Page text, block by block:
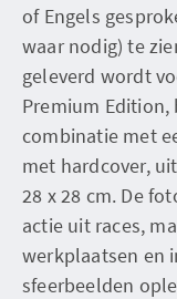
of Engels
waar nodig) te
geleverd wordt
Premium Edition,
combinatie met
met hardcover,
28 x 28 cm. De
actie uit races,
werkplaatsen en
sfeerbeelden